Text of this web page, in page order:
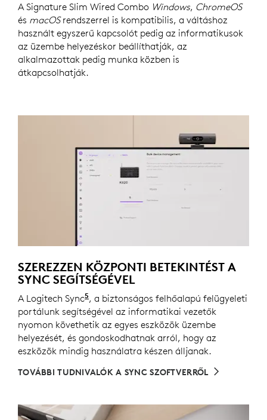
A Signature Slim Wired Combo Windows, ChromeOS
és macOSrendszerrel is kompatibilis, a váltáshoz
használt egyszerű kapcsolót pedig az informatikusok
az üzembe helyezéskor beállíthatják, az
alkalmazottak pedig munka közben is
átkapcsolhatják.
SZEREZZEN KÖZPONTI BETEKINTÉST A
SYNC SEGÍTSÉGÉVEL
A Logitech Sync5Használatához az egyes laptopokra
, a biztonságos felhőalapú felügyeleti
portálunk segítségével az informatikai vezetők
nyomon követhetik az egyes eszközök üzembe
helyezését, és gondoskodhatnak arról, hogy az
eszközök mindig használatra készen álljanak.
TOVÁBBI TUDNIVALÓK A SYNC SZOFTVERRŐL